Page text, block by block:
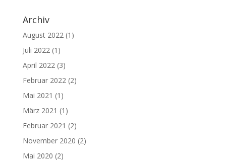
Archiv
August 2022(1)
Juli 2022(1)
April 2022(3)
Februar 2022(2)
Mai 2021 (1)
März 2021 (1)
Februar 2021 (2)
November 2020 (2)
Mai 2020 (2)